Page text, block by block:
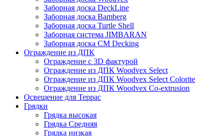
Заборная доска DeckLine
Заборная доска Bamberg
Заборная доска Turtle Shell
Заборная система JIMBARAN
Заборная доска CM Decking
Ограждение из ДПК
Ограждение с 3D фактурой
Ограждение из ДПК Woodvex Select
Ограждение из ДПК Woodvex Select Colorite
Ограждение из ДПК Woodvex Co-extrusion
Освещение для Террас
Грядки
Грядка высокая
Грядка Средняя
Грядка низкая